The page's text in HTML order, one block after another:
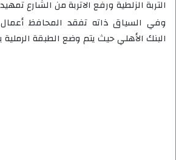
التربة الزلطية ورفع الاتربة من الشارع
وفي السياق ذاته تفقد المحافظ أعمال
البنك الأهلي حيث يتم وضع الطبقة الرملية